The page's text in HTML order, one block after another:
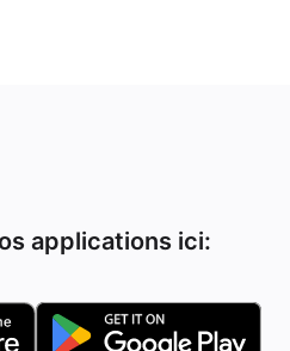
applications ici: